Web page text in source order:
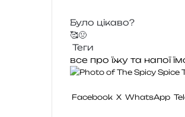
Було цікаво?
🥰🤢
Теги
все про їжу та напої
Facebook X WhatsApp